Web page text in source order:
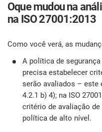
Oque mudou na
na ISO 27001:2013
Como você verá, as
A política de
precisa estabelecer
serão avaliados – este
4.2.1 b) 4); na ISO
critério de avaliação
política de alto nível.